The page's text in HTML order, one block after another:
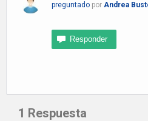
preguntado por Andrea
1 Respuesta